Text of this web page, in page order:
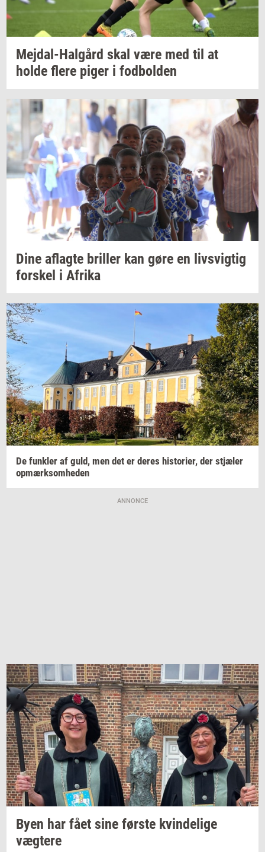
Mejdal-​Halgård skal være med til at
holde flere piger i fod­bol­den
Dine af­lag­te bril­ler kan gøre en livsvig­tig
for­skel i Afri­ka
De funk­ler af guld, men det er deres hi­sto­ri­er, der stjæ­ler
op­mærk­som­he­den
ANNONCE
Byen har fået sine før­ste kvin­de­li­ge
væg­te­re